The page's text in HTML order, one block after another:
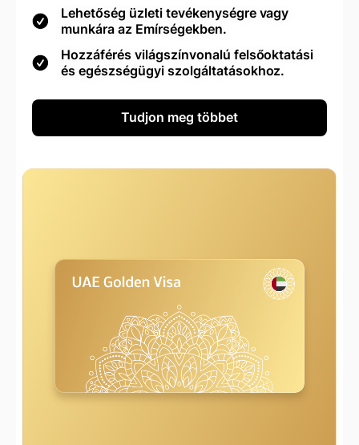
Lehetőség üzleti tevékenységre vagy
munkára az Emírségekben.
Hozzáférés világszínvonalú felsőoktatási
és egészségügyi szolgáltatásokhoz.
Tudjon meg többet